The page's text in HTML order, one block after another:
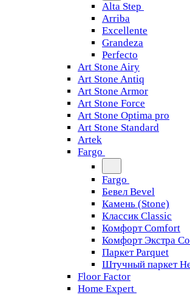
Alta Step
Arriba
Excellente
Grandeza
Perfecto
Art Stone Airy
Art Stone Antiq
Art Stone Armor
Art Stone Force
Art Stone Optima pro
Art Stone Standard
Artek
Fargo
Fargo
Бевел Bevel
Камень (Stone)
Классик Classic
Комфорт Comfort
Комфорт Экстра
Паркет Parquet
Штучный паркет
Floor Factor
Home Expert